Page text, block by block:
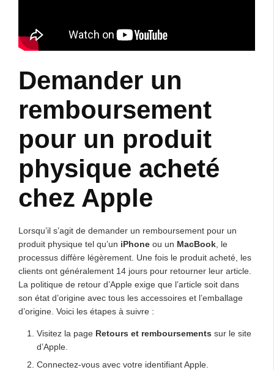
Demander un
remboursement
pour un produit
physique acheté
chez Apple
Lorsqu’il s’agit de demander un remboursement pour un
produit physique tel qu’un iPhone ou un MacBook , le
processus diffère légèrement. Une fois le produit acheté, les
clients ont généralement 14 jours pour retourner leur article.
La politique de retour d’Apple exige que l’article soit dans
son état d’origine avec tous les accessoires et l’emballage
d’origine. Voici les étapes à suivre :
Visitez la page Retours et remboursements sur le site
d’Apple.
Connectez-vous avec votre identifiant Apple.